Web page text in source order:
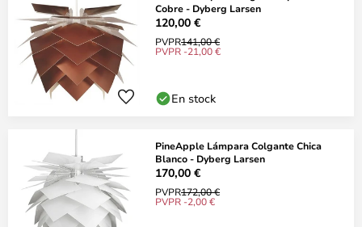
Cobre - Dyberg Larsen
120,00 €
PVPR141,00 €
PVPR -21,00 €
En stock
PineApple Lámpara Colgante Chica
Blanco - Dyberg Larsen
170,00 €
PVPR172,00 €
PVPR -2,00 €